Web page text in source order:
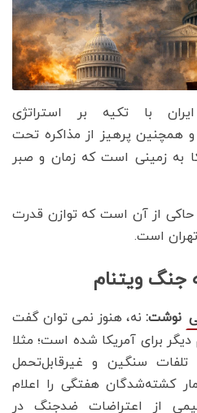
با تکیه بر استراتژی
و همچنین پرهیز از مذاکره تحت
به زمینی است که زمان و صبر
حاکی از آن است که توازن قدرت
تهران است.
ویتنام
نوشت: نه، هنوز نمی توان گفت
دیگر برای آمریکا شده است؛ مثلا
تلفات سنگین و غیرقابل‌تحمل
کشته‌شدگان هفتگی را اعلام
از اعتراضات ضدجنگ در